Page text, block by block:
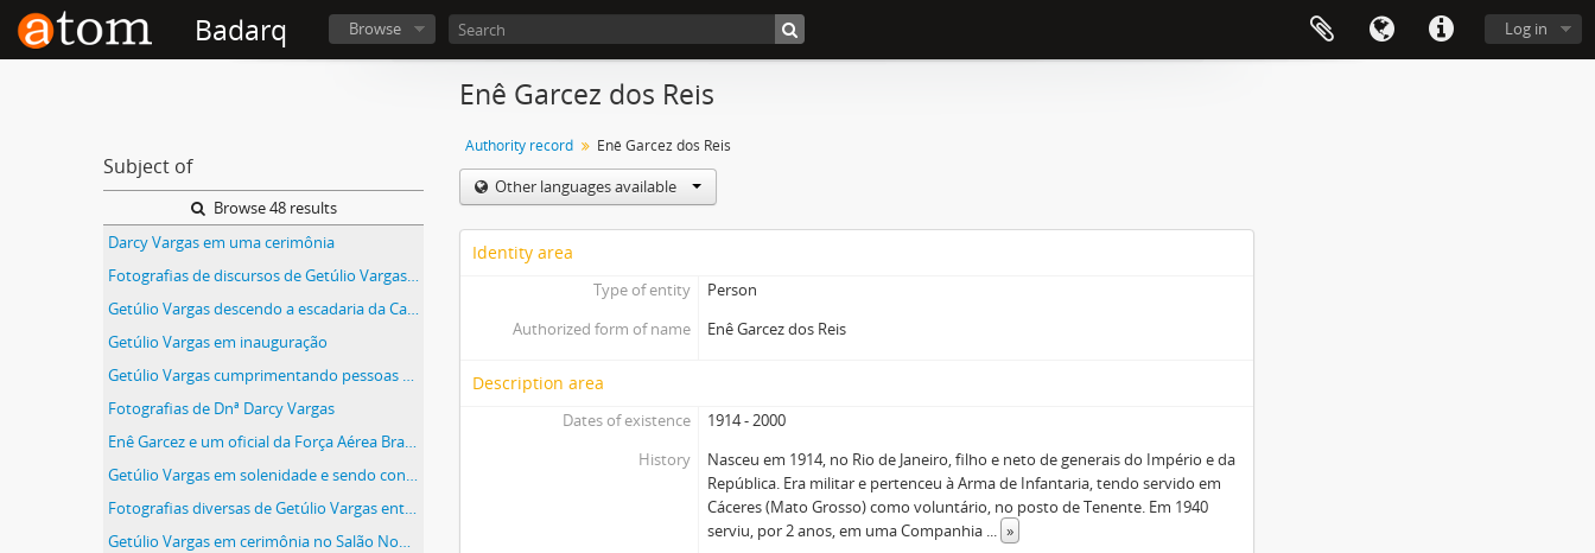
Badarq Browse Log in
Subject of
Browse 48 results
Darcy Vargas em uma cerimônia
Fotografias de discursos de Getúlio Vargas, Juscelino Kubitschek e Lucas Garcez
Getúlio Vargas descendo a escadaria da Catedral de São Pedro de Alcântara
Getúlio Vargas em inauguração
Getúlio Vargas cumprimentando pessoas em evento
Fotografias de Dnª Darcy Vargas
Enê Garcez e um oficial da Força Aérea Brasileira
Getúlio Vargas em solenidade e sendo condecorado
Fotografias diversas de Getúlio Vargas entre membros da Aeronáutica e em visita a Base Aérea de Santa Cruz
Getúlio Vargas em cerimônia no Salão Nobre do Palácio do Catete
Enê Garcez dos Reis
Authority record Enê Garcez dos Reis
Other languages available
Identity area
Type of entity
Person
Authorized form of name
Enê Garcez dos Reis
Description area
Dates of existence
1914 - 2000
History
Nasceu em 1914, no Rio de Janeiro, filho e neto de generais do Império e da
República. Era militar e pertenceu à Arma de Infantaria, tendo servido em
Cáceres (Mato Grosso) como voluntário, no posto de Tenente. Em 1940
serviu, por 2 anos, em uma Companhia ... »